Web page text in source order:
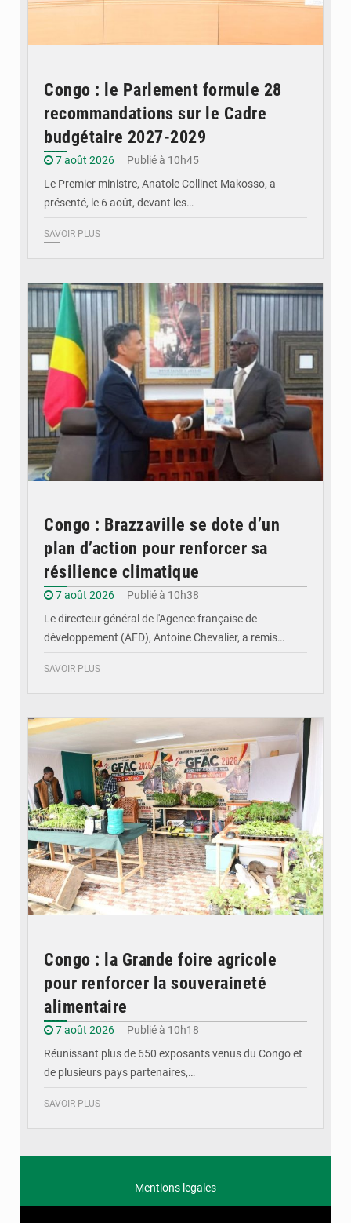
Congo : le Parlement formule 28
recommandations sur le Cadre
budgétaire 2027-2029
7 août 2026
Publié à 10h45
Le Premier ministre, Anatole Collinet Makosso, a
présenté, le 6 août, devant les…
SAVOIR PLUS
Congo : Brazzaville se dote d’un
plan d’action pour renforcer sa
résilience climatique
7 août 2026
Publié à 10h38
Le directeur général de l'Agence française de
développement (AFD), Antoine Chevalier, a remis…
SAVOIR PLUS
Congo : la Grande foire agricole
pour renforcer la souveraineté
alimentaire
7 août 2026
Publié à 10h18
Réunissant plus de 650 exposants venus du Congo et
de plusieurs pays partenaires,…
SAVOIR PLUS
Mentions legales